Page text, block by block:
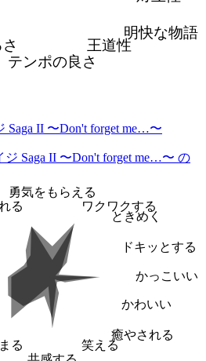
明快な物語
王道性
テンポの良さ
Saga II 〜Don't forget me…〜
勇気をもらえる
ワクワクする
ときめく
ドキッとする
かっこいい
かわいい
癒やされる
笑える
る
る